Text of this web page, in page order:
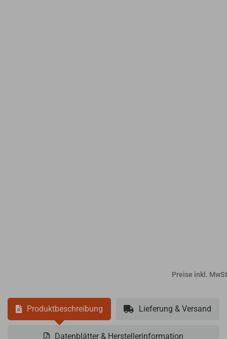
Preise inkl.
Produktbeschreibung Lieferung & Versand
Datenblätter & Herstellerinformation